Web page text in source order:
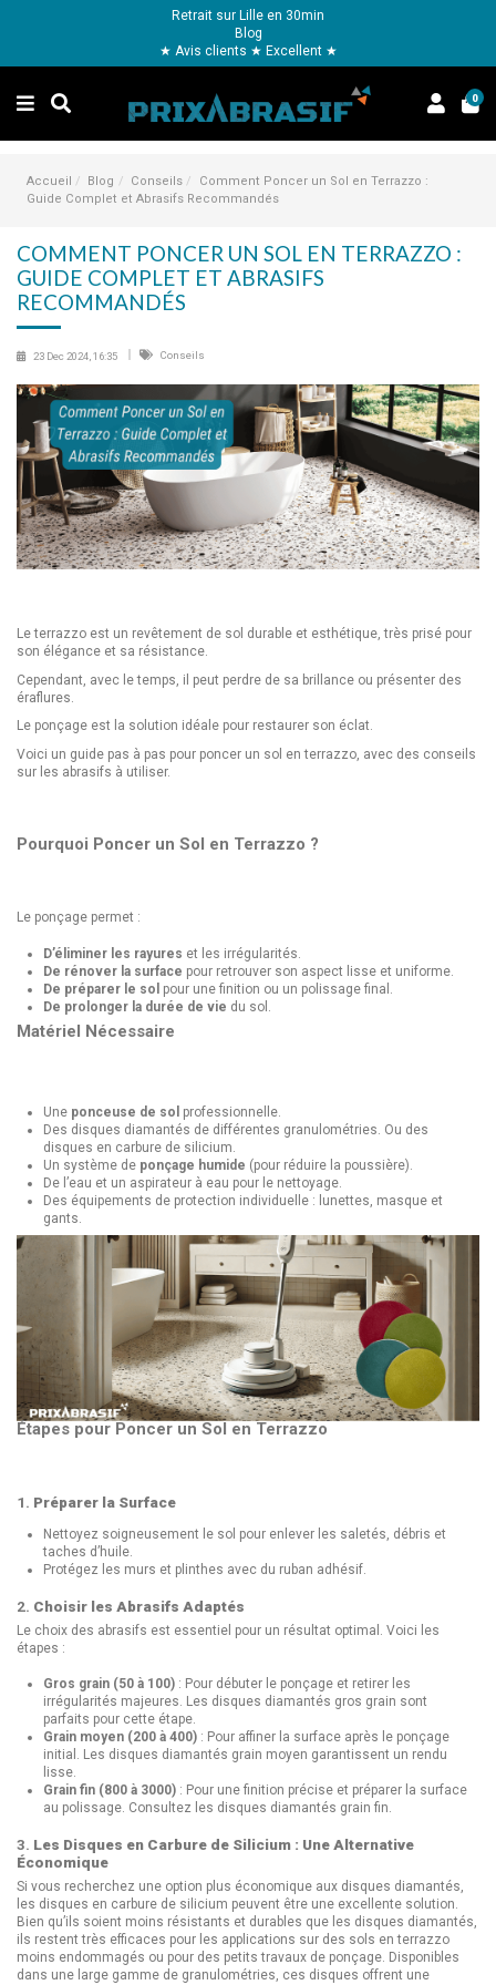
Retrait sur Lille en 30min
Blog
★ Avis clients ★ Excellent ★
0
Accueil Blog Conseils
Comment Poncer un Sol en Terrazzo :
Guide Complet et Abrasifs Recommandés
COMMENT PONCER UN SOL EN TERRAZZO :
GUIDE COMPLET ET ABRASIFS
RECOMMANDÉS
23 Dec 2024, 16:35 Conseils
Le terrazzo est un revêtement de sol durable et esthétique, très prisé pour
son élégance et sa résistance.
Cependant, avec le temps, il peut perdre de sa brillance ou présenter des
éraflures.
Le ponçage est la solution idéale pour restaurer son éclat.
Voici un guide pas à pas pour poncer un sol en terrazzo, avec des conseils
sur les abrasifs à utiliser.
Pourquoi Poncer un Sol en Terrazzo ?
Le ponçage permet :
D’éliminer les rayures et les irrégularités.
De rénover la surface pour retrouver son aspect lisse et uniforme.
De préparer le sol pour une finition ou un polissage final.
De prolonger la durée de vie du sol.
Matériel Nécessaire
Une ponceuse de sol professionnelle.
Des disques diamantés de différentes granulométries. Ou des
disques en carbure de silicium.
Un système de ponçage humide (pour réduire la poussière).
De l’eau et un aspirateur à eau pour le nettoyage.
Des équipements de protection individuelle : lunettes, masque et
gants.
Étapes pour Poncer un Sol en Terrazzo
1. Préparer la Surface
Nettoyez soigneusement le sol pour enlever les saletés, débris et
taches d’huile.
Protégez les murs et plinthes avec du ruban adhésif.
2. Choisir les Abrasifs Adaptés
Le choix des abrasifs est essentiel pour un résultat optimal. Voici les
étapes :
Gros grain (50 à 100) : Pour débuter le ponçage et retirer les
irrégularités majeures. Les disques diamantés gros grain sont
parfaits pour cette étape.
Grain moyen (200 à 400) : Pour affiner la surface après le ponçage
initial. Les disques diamantés grain moyen garantissent un rendu
lisse.
Grain fin (800 à 3000) : Pour une finition précise et préparer la surface
au polissage. Consultez les disques diamantés grain fin.
3. Les Disques en Carbure de Silicium : Une Alternative
Économique
Si vous recherchez une option plus économique aux disques diamantés,
les disques en carbure de silicium peuvent être une excellente solution.
Bien qu’ils soient moins résistants et durables que les disques diamantés,
ils restent très efficaces pour les applications sur des sols en terrazzo
moins endommagés ou pour des petits travaux de ponçage. Disponibles
dans une large gamme de granulométries, ces disques offrent une